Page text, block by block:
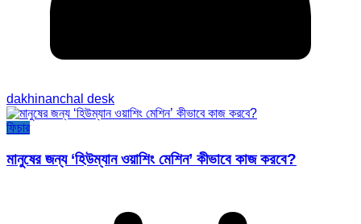
dakhinanchal desk
ফিচার
মানুষের জন্য ‘হিউম্যান ওয়াশিং মেশিন’ কীভাবে কাজ করবে?